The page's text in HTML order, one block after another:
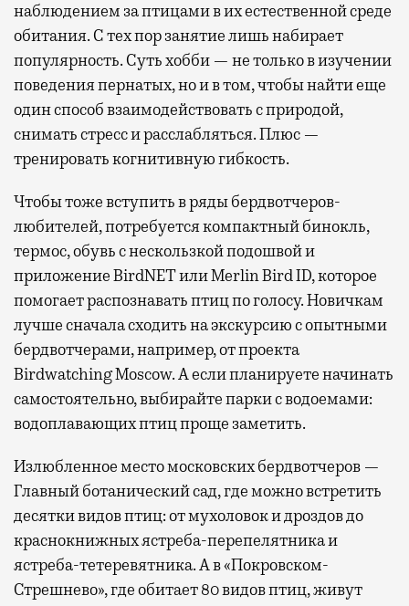
наблюдением за птицами в их естественной среде
обитания. С тех пор занятие лишь набирает
популярность. Суть хобби — не только в изучении
поведения пернатых, но и в том, чтобы найти еще
один способ взаимодействовать с природой,
снимать стресс и расслабляться. Плюс —
тренировать когнитивную гибкость.
Чтобы тоже вступить в ряды бердвотчеров-
любителей, потребуется компактный бинокль,
термос, обувь с нескользкой подошвой и
приложение BirdNET или Merlin Bird ID, которое
помогает распознавать птиц по голосу. Новичкам
лучше сначала сходить на экскурсию с опытными
бердвотчерами, например, от проекта
Birdwatching Moscow. А если планируете начинать
самостоятельно, выбирайте парки с водоемами:
водоплавающих птиц проще заметить.
Излюбленное место московских бердвотчеров —
Главный ботанический сад, где можно встретить
десятки видов птиц: от мухоловок и дроздов до
краснокнижных ястреба-перепелятника и
ястреба-тетеревятника. А в «Покровском-
Стрешнево», где обитает 80 видов птиц, живут